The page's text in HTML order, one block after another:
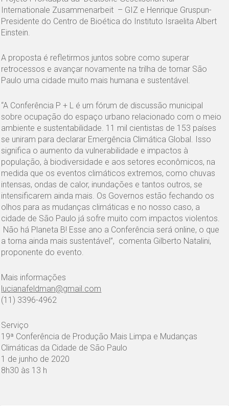
Internationale Zusammenarbeit – GIZ e Henrique Gruspun-
Presidente do Centro de Bioética do Instituto Israelita Albert
Einstein.
A proposta é refletirmos juntos sobre como superar
retrocessos e avançar novamente na trilha de tornar São
Paulo uma cidade muito mais humana e sustentável.
“A Conferência P + L é um fórum de discussão municipal
sobre ocupação do espaço urbano relacionado com o meio
ambiente e sustentabilidade. 11 mil cientistas de 153 países
se uniram para declarar Emergência Climática Global. Isso
significa o aumento da vulnerabilidade e impactos à
população, à biodiversidade e aos setores econômicos, na
medida que os eventos climáticos extremos, como chuvas
intensas, ondas de calor, inundações e tantos outros, se
intensificarem ainda mais. Os Governos estão fechando os
olhos para as mudanças climáticas e no nosso caso, a
cidade de São Paulo já sofre muito com impactos violentos.
Não há Planeta B! Esse ano a Conferência será online, o que
a torna ainda mais sustentável”, comenta Gilberto Natalini,
proponente do evento.
Mais informações
lucianafeldman@gmail.com
(11) 3396-4962
Serviço
19ª Conferência de Produção Mais Limpa e Mudanças
Climáticas da Cidade de São Paulo
1 de junho de 2020
8h30 às 13 h